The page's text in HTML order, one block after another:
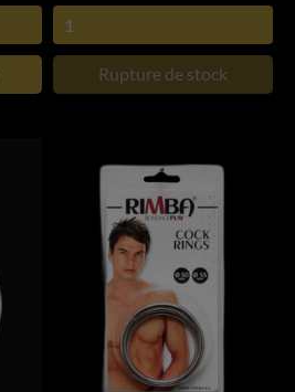
Rupture de stock